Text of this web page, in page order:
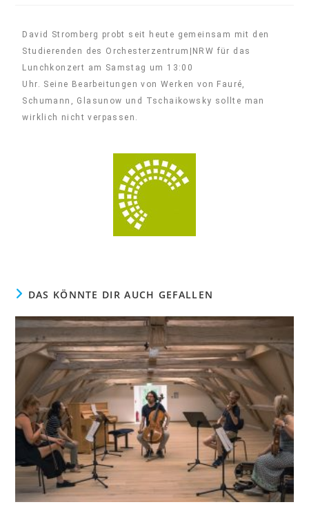
David Stromberg probt seit heute gemeinsam mit den
Studierenden des Orchesterzentrum|NRW für das
Lunchkonzert am Samstag um 13:00
Uhr. Seine Bearbeitungen von Werken von Fauré,
Schumann, Glasunow und Tschaikowsky sollte man
wirklich nicht verpassen.
DAS KÖNNTE DIR AUCH GEFALLEN